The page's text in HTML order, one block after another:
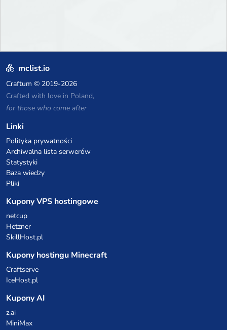
mclist.io
Craftum © 2019-2026
Crafted with love in Poland,
for those who come after
Linki
Polityka prywatności
Archiwalna lista serwerów
Statystyki
Baza wiedzy
Pliki
Kupony VPS hostingowe
netcup
Hetzner
SkillHost.pl
Kupony hostingu Minecraft
Craftserve
IceHost.pl
Kupony AI
z.ai
MiniMax